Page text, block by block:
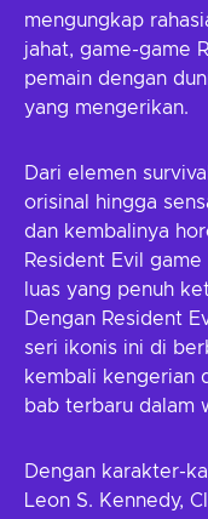
mengungkap
jahat, game-game
pemain dengan
yang mengerikan.
Dari elemen
orisinal hingga
dan kembalinya
Resident Evil
luas yang penuh
Dengan Resident
seri ikonis ini di
kembali kengerian
bab terbaru dalam
Dengan karakter-
Leon S. Kennedy,